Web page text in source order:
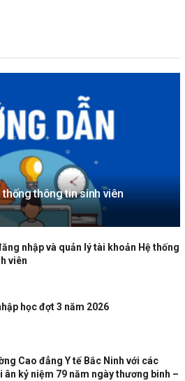
thông tin sinh viên
nhập và quản lý tài khoản Hệ thống
viên
học đợt 3 năm 2026
Cao đẳng Y tế Bắc Ninh với các
ân kỷ niệm 79 năm ngày thương binh –